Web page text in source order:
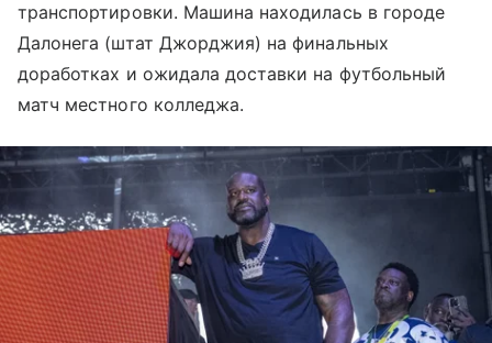
транспортировки. Машина находилась в городе
Далонега (штат Джорджия) на финальных
доработках и ожидала доставки на футбольный
матч местного колледжа.